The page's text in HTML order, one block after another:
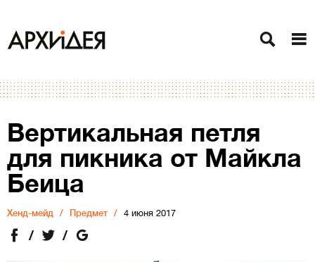
Вертикальная петля
для пикника от Майкла
Беица
Хенд-мейд Предмет 4 июня 2017